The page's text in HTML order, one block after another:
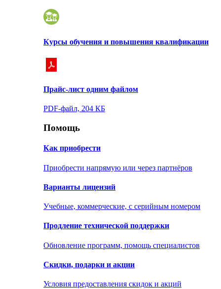
Курсы обучения и повышения квалификации
Прайс-лист одним файлом
PDF-файл, 204 КБ
Помощь
Как приобрести
Приобрести напрямую или через партнёров
Варианты лицензий
Учебные, коммерческие, с серийным номером
Продление технической поддержки
Обновление программ, помощь специалистов
Скидки, подарки и акции
Условия предоставления скидок и акций